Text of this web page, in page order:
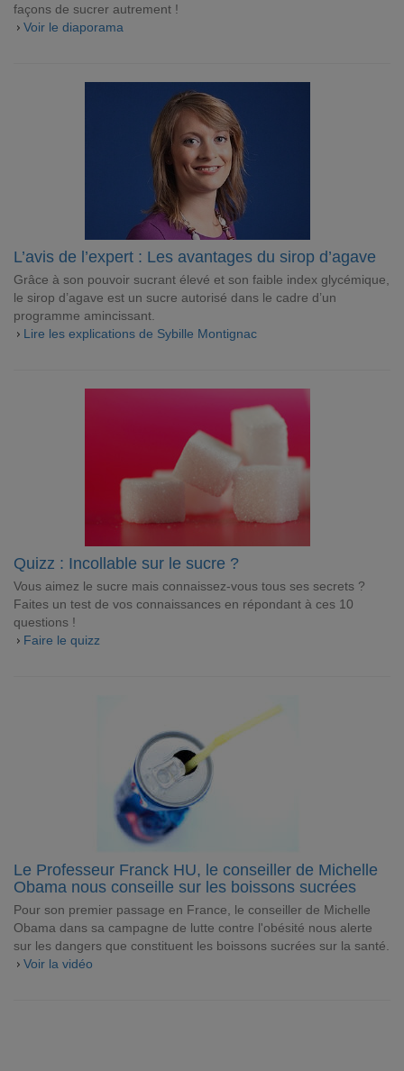
façons de sucrer autrement !
Voir le diaporama
L’avis de l’expert : Les avantages du sirop d’agave
Grâce à son pouvoir sucrant élevé et son faible index glycémique,
le sirop d’agave est un sucre autorisé dans le cadre d’un
programme amincissant.
Lire les explications de Sybille Montignac
Quizz : Incollable sur le sucre ?
Vous aimez le sucre mais connaissez-vous tous ses secrets ?
Faites un test de vos connaissances en répondant à ces 10
questions !
Faire le quizz
Le Professeur Franck HU, le conseiller de Michelle
Obama nous conseille sur les boissons sucrées
Pour son premier passage en France, le conseiller de Michelle
Obama dans sa campagne de lutte contre l'obésité nous alerte
sur les dangers que constituent les boissons sucrées sur la santé.
Voir la vidéo